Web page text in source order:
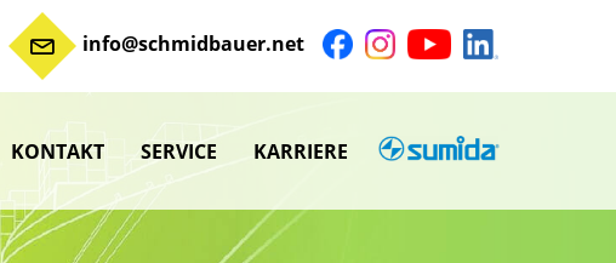
info@schmidbauer.net
Untermenü
anzeigen
KONTAKT SERVICE
Untermenü
KARRIERE SUMIDA